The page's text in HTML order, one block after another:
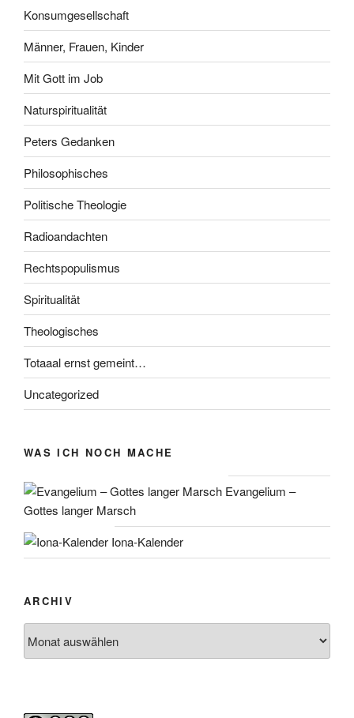
Konsumgesellschaft
Männer, Frauen, Kinder
Mit Gott im Job
Naturspiritualität
Peters Gedanken
Philosophisches
Politische Theologie
Radioandachten
Rechtspopulismus
Spiritualität
Theologisches
Totaaal ernst gemeint…
Uncategorized
WAS ICH NOCH MACHE
Evangelium –
Gottes langer Marsch
Iona-Kalender
ARCHIV